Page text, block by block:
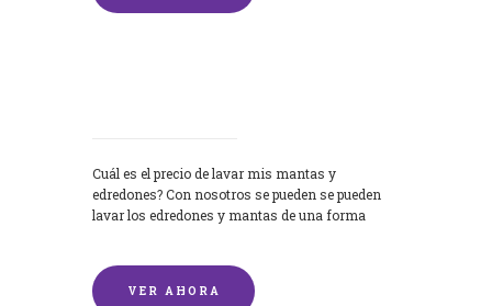
Cuál es el precio de lavar mis mantas y
edredones? Con nosotros se pueden se pueden
lavar los edredones y mantas de una forma
VER AHORA